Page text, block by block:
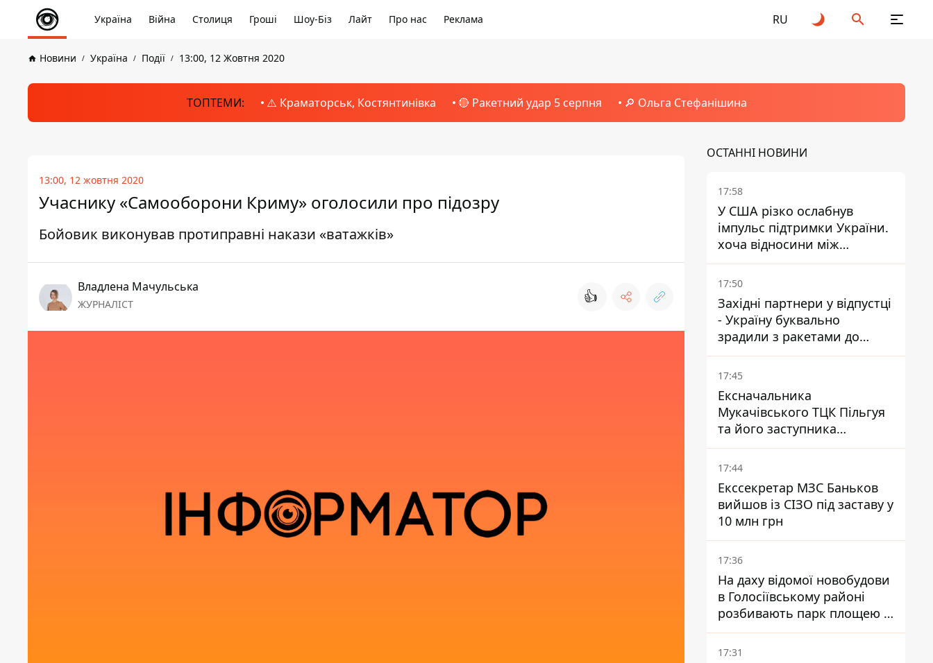
Україна Війна Столиця Гроші Шоу-Біз Лайт Про нас Реклама RU
Новини Україна Події 13:00, 12 Жовтня 2020
ТОПТЕМИ: ⚠️ Краматорськ, Костянтинівка 🔴 Ракетний удар 5 серпня 🔎 Ольга Стефанішина
13:00, 12 жовтня 2020
Учаснику «Самооборони Криму» оголосили про підозру
Бойовик виконував протиправні накази «ватажків»
Владлена Мачульська
ЖУРНАЛІСТ 👍
ОСТАННІ НОВИНИ
17:58
У США різко ослабнув
імпульс підтримки України.
хоча відносини між
Зеленським і Трампом
донедавна покращувалися -
The Atlantic
17:50
Західні партнери у відпустці
- Україну буквально
зрадили з ракетами до
Patriot - експерт Мусієнко
17:45
Ексначальника
Мукачівського ТЦК Пільгуя
та його заступника
відправили в СІЗО без
права застави – журналіст
17:44
Екссекретар МЗС Баньков
вийшов із СІЗО під заставу у
10 млн грн
17:36
На даху відомої новобудови
в Голосіївському районі
розбивають парк площею в
гектар
17:31